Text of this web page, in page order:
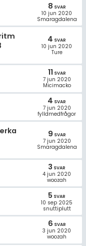
8 SVAR
10 jun 2020
Smaragdalena
4 SVAR
10 jun 2020
Ture
11 SVAR
7 jun 2020
Micimacko
4 SVAR
7 jun 2020
fylldmedfrågor
9 SVAR
7 jun 2020
Smaragdalena
3 SVAR
4 jun 2020
woozah
5 SVAR
10 sep 2025
snuttiplutt
6 SVAR
3 jun 2020
woozah